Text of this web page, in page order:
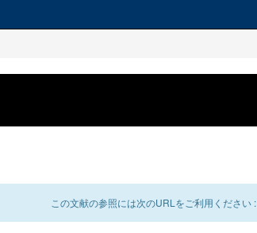
この文献の参照には次のURLをご利用ください :